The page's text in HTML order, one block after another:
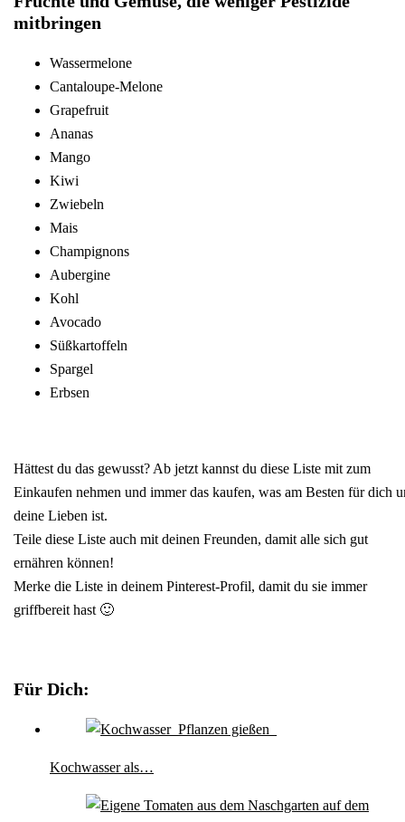
mitbringen
Wassermelone
Cantaloupe-Melone
Grapefruit
Ananas
Mango
Kiwi
Zwiebeln
Mais
Champignons
Aubergine
Kohl
Avocado
Süßkartoffeln
Spargel
Erbsen
Hättest du das gewusst? Ab jetzt kannst du diese Liste mit zum
Einkaufen nehmen und immer das kaufen, was am Besten für dich
deine Lieben ist.
Teile diese Liste auch mit deinen Freunden, damit alle sich gut
ernähren können!
Merke die Liste in deinem Pinterest-Profil, damit du sie immer
griffbereit hast 🙂
Für Dich:
Kochwasser als…